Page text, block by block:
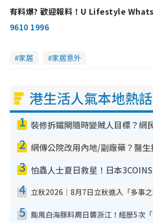
有料爆? 歡迎報料！U Lifestyle
9610 1996
家居 家居意外
港生活人氣本地熱話
1
2
3
4
5